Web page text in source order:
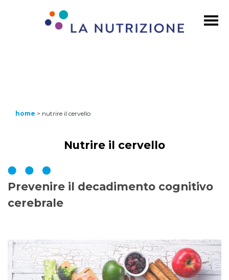
home > nutrire il cervello
Nutrire il cervello
Prevenire il decadimento cognitivo
cerebrale